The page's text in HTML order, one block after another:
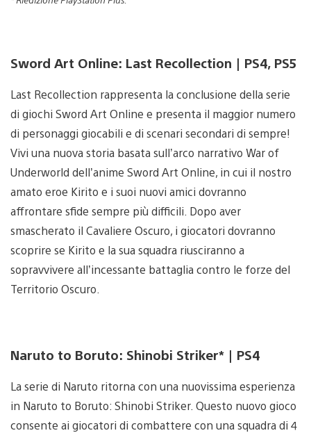
Sword Art Online: Last Recollection | PS4, PS5
Last Recollection rappresenta la conclusione della serie
di giochi Sword Art Online e presenta il maggior numero
di personaggi giocabili e di scenari secondari di sempre!
Vivi una nuova storia basata sull’arco narrativo War of
Underworld dell’anime Sword Art Online, in cui il nostro
amato eroe Kirito e i suoi nuovi amici dovranno
affrontare sfide sempre più difficili. Dopo aver
smascherato il Cavaliere Oscuro, i giocatori dovranno
scoprire se Kirito e la sua squadra riusciranno a
sopravvivere all’incessante battaglia contro le forze del
Territorio Oscuro.
Naruto to Boruto: Shinobi Striker* | PS4
La serie di Naruto ritorna con una nuovissima esperienza
in Naruto to Boruto: Shinobi Striker. Questo nuovo gioco
consente ai giocatori di combattere con una squadra di 4